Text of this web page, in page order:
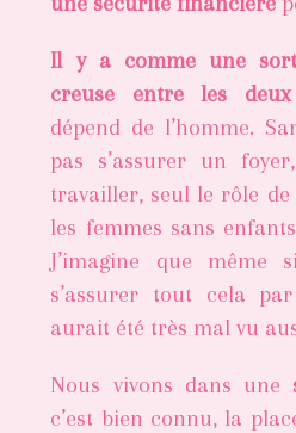
Il y a comme une
creuse entre les deux
dépend de l’homme.
pas s’assurer un
travailler, seul le rôle
les femmes sans
J’imagine que même
s’assurer tout cela
aurait été très mal vu
Nous vivons dans une
c’est bien connu, la